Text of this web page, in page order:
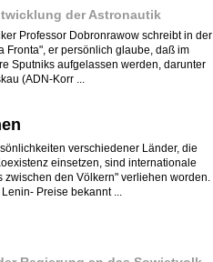
der Astronautik
Professor Dobronrawow schreibt in der
Fronta", er persönlich glaube, daß im
Sputniks aufgelassen werden, darunter
(ADN-Korr ...
verschiedener Länder, die
einsetzen, sind internationale
zwischen den Völkern" verliehen worden.
Preise bekannt ...